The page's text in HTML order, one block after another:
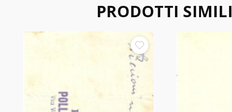
PRODOTTI SIMILI